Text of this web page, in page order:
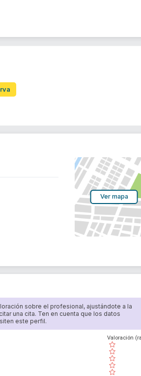
Ver mapa
sobre el profesional, ajustándote a la
una cita. Ten en cuenta que los datos
este perfil.
( )
( )
( )
( )
( )
Valoración